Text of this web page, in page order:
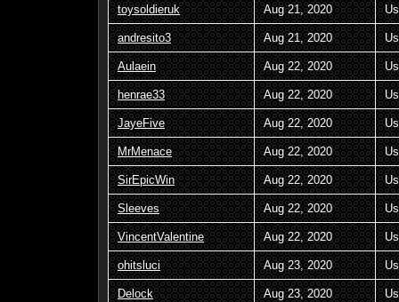
toysoldieruk Aug 21, 2020
andresito3 Aug 21, 2020
Aulaein Aug 22, 2020
henrae33 Aug 22, 2020
JayeFive Aug 22, 2020
MrMenace Aug 22, 2020
SirEpicWin Aug 22, 2020
Sleeves Aug 22, 2020
VincentValentine Aug 22, 2020
ohitsluci Aug 23, 2020
Delock Aug 23, 2020